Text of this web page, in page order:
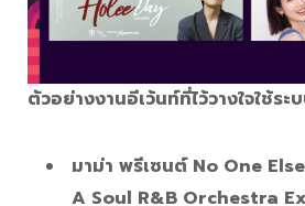
ตัวอย่างงานอีเว้นท์ที่ไว้วางใจใช้ร
มาม่า พรีเซนต์ No One
A Soul R&B Orchestra